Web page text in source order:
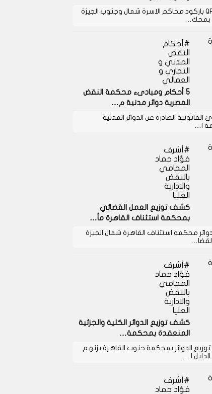
QR code باركود محاكم الاسرة شمال وجنوب الجيزة
بمحك…
أحكام
النقض
المدني و
التجاري و
العمالي
5 أحكام ومبادىء محكمة النقض
المصرية دوائر مدنية م…
القانونية الصادرة عن الدوائر المدنية
ا…
أشرف
فؤاد حماد
المحامي
بالنقض
والادارية
العليا
كشف توزيع العمل القضائي
بمحكمة استئناف القاهرة مأ…
محكمة استئناف القاهرة شمال الجيزة
أشرف
فؤاد حماد
المحامي
بالنقض
والادارية
العليا
كشف توزيع الدوائر الكلية والجزئية
المنعقدة بمحكمة…
الدوائر بمحكمة جنوب القاهرة بزنهم
أشرف
فؤاد حماد